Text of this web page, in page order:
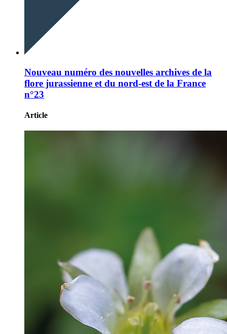
Nouveau numéro des nouvelles archives de la
flore jurassienne et du nord-est de la France
n°23
Article